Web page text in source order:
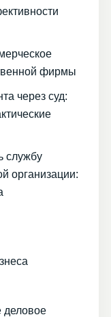
фирмы
через суд:
службу
организации:
деловое